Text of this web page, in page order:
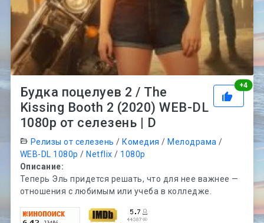
+4
Будка поцелуев 2 / The
Kissing Booth 2 (2020) WEB-DL
1080p от селезень | D
Релизы от селезень / Комедия / Мелодрама /
WEB-DL 1080p / Netflix / 1080p
Описание:
Теперь Эль придется решать, что для нее важнее —
отношения с любимым или учеба в колледже.